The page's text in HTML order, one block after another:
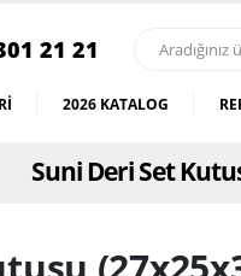
21 21
2026 KATALOG
Suni Deri Set